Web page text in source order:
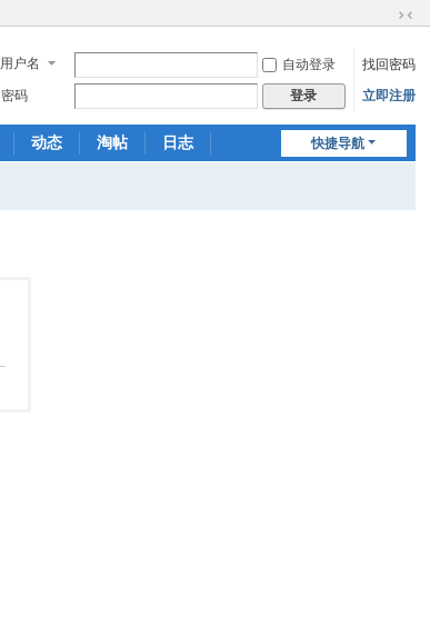
换
到
窄
用户名 自动登录
找回密码
密码
登录 立即注册
快捷导航
动态 淘帖
日志